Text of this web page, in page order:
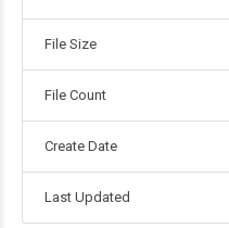
File Size
File Count
Create Date
Last Updated